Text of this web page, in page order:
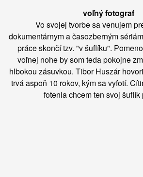
voľný fotograf
Vo svojej tvorbe sa venujem
dokumentárnym a časozberným
práce skončí tzv. "v šuflíku".
voľnej nohe by som teda pokojne
hlbokou zásuvkou. Tibor Huszár
trvá aspoň 10 rokov, kým sa vyfotí.
fotenia chcem ten svoj šuflík